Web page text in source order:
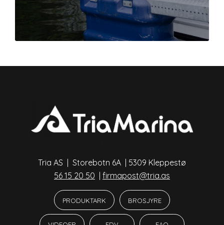
Tria AS | Storebotn 6A | 5309 Kleppestø
56 15 20 50 | firmapost@tria.as
PRODUKTARK BROSJYRE